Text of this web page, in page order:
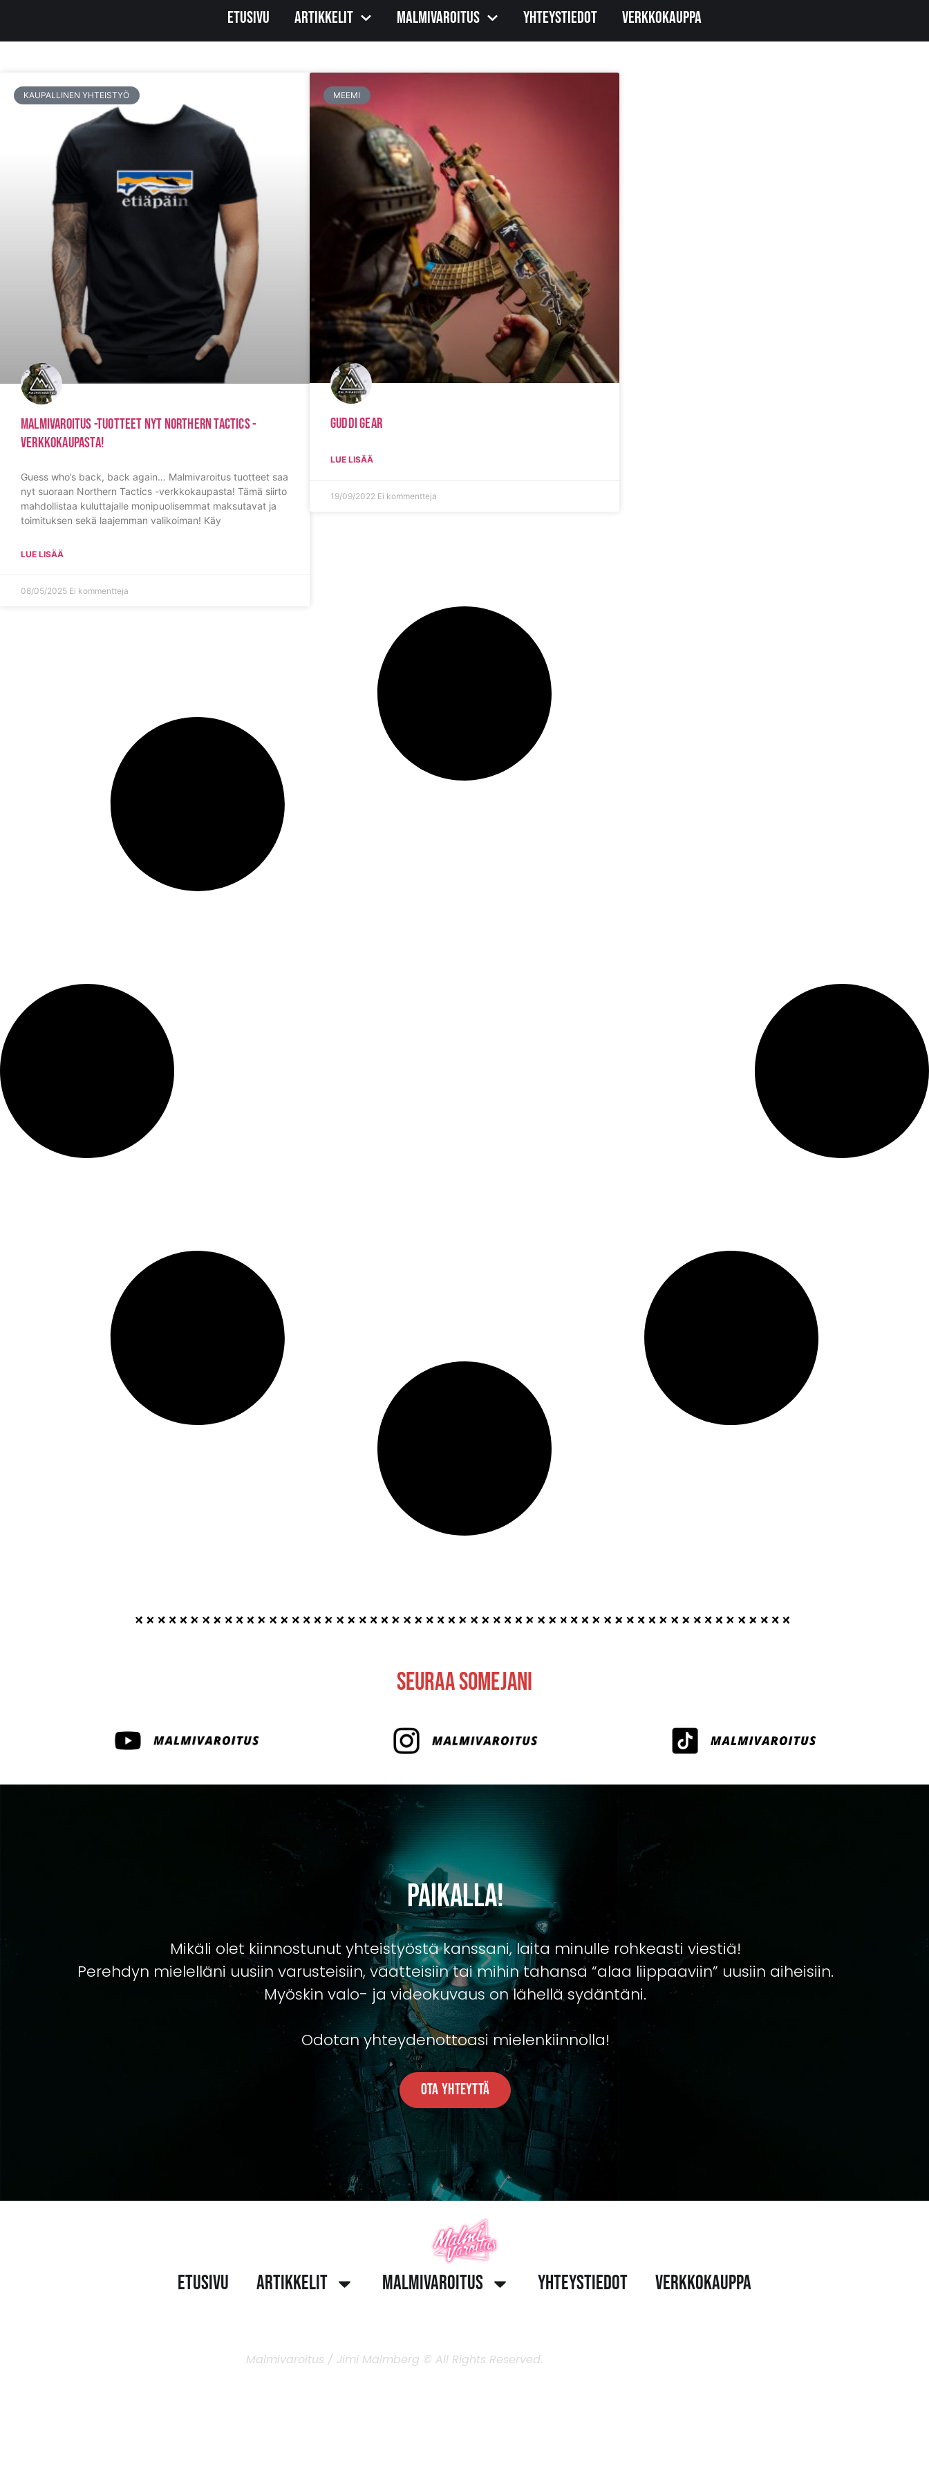
Etusivu Artikkelit Malmivaroitus Yhteystiedot Verkkokauppa
Alta löydät kaikki sivuston sisällöt hakemallasi avainsanalla
KAUPALLINEN YHTEISTYÖ
Malmivaroitus -tuotteet Nyt Northern Tactics -
Verkkokaupasta!
Guess who’s back, back again… Malmivaroitus tuotteet saa
nyt suoraan Northern Tactics -verkkokaupasta! Tämä siirto
mahdollistaa kuluttajalle monipuolisemmat maksutavat ja
toimituksen sekä laajemman valikoiman! Käy
LUE LISÄÄ
08/05/2025 Ei kommentteja
MEEMI
Guddi Gear
LUE LISÄÄ
19/09/2022 Ei kommentteja
Seuraa Somejani
Paikalla!
Mikäli olet kiinnostunut yhteistyöstä kanssani, laita minulle rohkeasti viestiä!
Perehdyn mielelläni uusiin varusteisiin, vaatteisiin tai mihin tahansa “alaa liippaaviin” uusiin aiheisiin.
Myöskin valo- ja videokuvaus on lähellä sydäntäni.
Odotan yhteydenottoasi mielenkiinnolla!
Ota Yhteyttä
Etusivu Artikkelit Malmivaroitus Yhteystiedot Verkkokauppa
Malmivaroitus / Jimi Malmberg © All Rights Reserved.